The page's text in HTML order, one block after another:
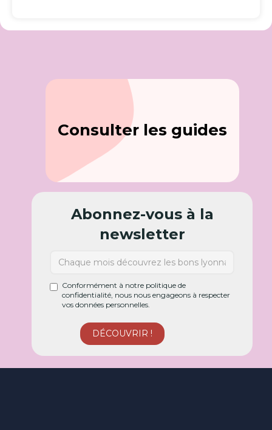
Consulter les guides
Abonnez-vous à la
newsletter
Conformément à notre politique de
confidentialité, nous nous engageons à respecter
vos données personnelles.